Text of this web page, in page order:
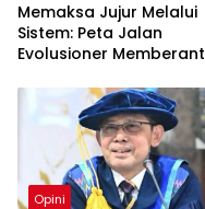
Memaksa Jujur Melalui
Sistem: Peta Jalan
Evolusioner
Opini